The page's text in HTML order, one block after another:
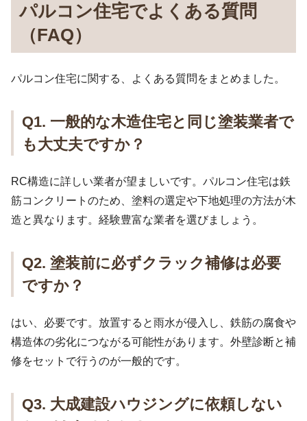
パルコン住宅でよくある質問
（FAQ）
パルコン住宅に関する、よくある質問をまとめました。
Q1. 一般的な木造住宅と同じ塗装業者で
も大丈夫ですか？
RC構造に詳しい業者が望ましいです。パルコン住宅は鉄
筋コンクリートのため、塗料の選定や下地処理の方法が木
造と異なります。経験豊富な業者を選びましょう。
Q2. 塗装前に必ずクラック補修は必要
ですか？
はい、必要です。放置すると雨水が侵入し、鉄筋の腐食や
構造体の劣化につながる可能性があります。外壁診断と補
修をセットで行うのが一般的です。
Q3. 大成建設ハウジングに依頼しない